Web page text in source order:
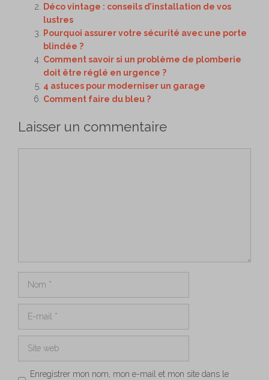
Déco vintage : conseils d’installation de vos
lustres
Pourquoi assurer votre sécurité avec une porte
blindée ?
Comment savoir si un problème de plomberie
doit être réglé en urgence ?
4 astuces pour moderniser un garage
Comment faire du bleu ?
Laisser un commentaire
Enregistrer mon nom, mon e-mail et mon site dans le